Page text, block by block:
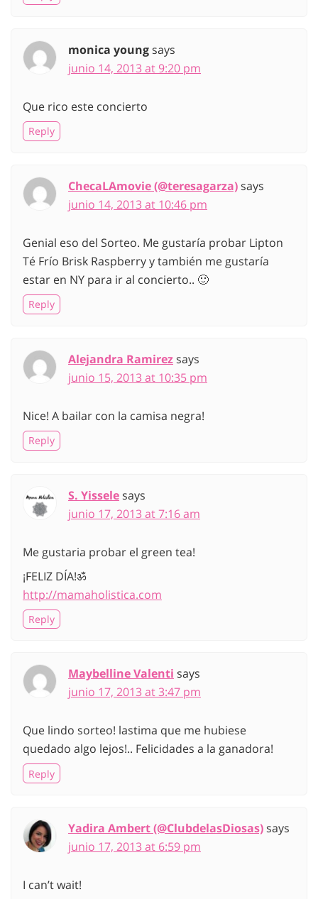
monica youngsays
junio 14, 2013 at 9:20 pm
Que rico este concierto
Reply
ChecaLAmovie (@teresagarza)says
junio 14, 2013 at 10:46 pm
Genial eso del Sorteo. Me gustaría probar Lipton
Té Frío Brisk Raspberry y también me gustaría
estar en NY para ir al concierto.. 🙂
Reply
Alejandra Ramirezsays
junio 15, 2013 at 10:35 pm
Nice! A bailar con la camisa negra!
Reply
S. Yisselesays
junio 17, 2013 at 7:16 am
Me gustaria probar el green tea!
¡FELIZ DÍA!ॐ
http://mamaholistica.com
Reply
Maybelline Valenti says
junio 17, 2013 at 3:47 pm
Que lindo sorteo! lastima que me hubiese
quedado algo lejos!.. Felicidades a la ganadora!
Reply
Yadira Ambert (@ClubdelasDiosas)says
junio 17, 2013 at 6:59 pm
I can’t wait!